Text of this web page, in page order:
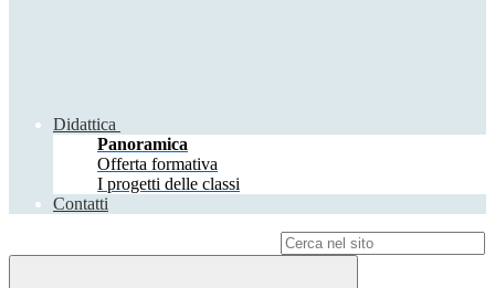
Didattica
Panoramica
Offerta formativa
I progetti delle classi
Contatti